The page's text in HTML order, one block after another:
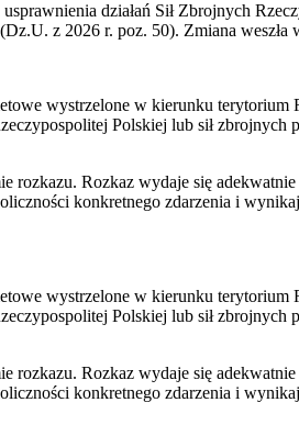
działań Sił Zbrojnych
z 2026 r. poz. 50). Zmiana weszła
wystrzelone w kierunku terytorium
Polskiej lub sił zbrojnych
Rozkaz wydaje się
konkretnego zdarzenia i
wystrzelone w kierunku terytorium
Polskiej lub sił zbrojnych
Rozkaz wydaje się
konkretnego zdarzenia i